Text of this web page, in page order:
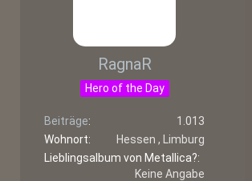
RagnaR
Hero of the Day
Beiträge
1.013
Wohnort
Hessen , Limburg
Lieblingsalbum von Metallica?
Keine Angabe